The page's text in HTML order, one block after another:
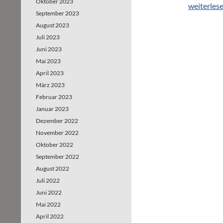
September 2023
August 2023
Juli 2023
Juni 2023
Mai 2023
April 2023
März 2023
Februar 2023
Januar 2023
Dezember 2022
November 2022
Oktober 2022
September 2022
August 2022
Juli 2022
Juni 2022
Mai 2022
April 2022